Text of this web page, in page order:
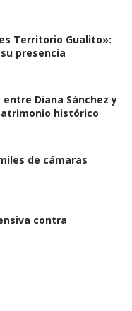
Territorio Gualito»:
presencia
Diana Sánchez y
histórico
de cámaras
contra